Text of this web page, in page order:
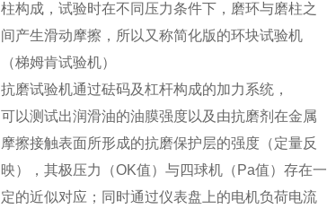
柱构成，试验时在不同压力条件下，磨环与磨柱之
间产生滑动摩擦，所以又称简化版的环块试验机
（梯姆肯试验机）
抗磨试验机通过砝码及杠杆构成的加力系统，
可以测试出润滑油的油膜强度以及由抗磨剂在金属
摩擦接触表面所形成的抗磨保护层的强度（定量反
映），其极压力（OK值）与四球机（Pa值）存在一
定的近似对应；同时通过仪表盘上的电机负荷电流